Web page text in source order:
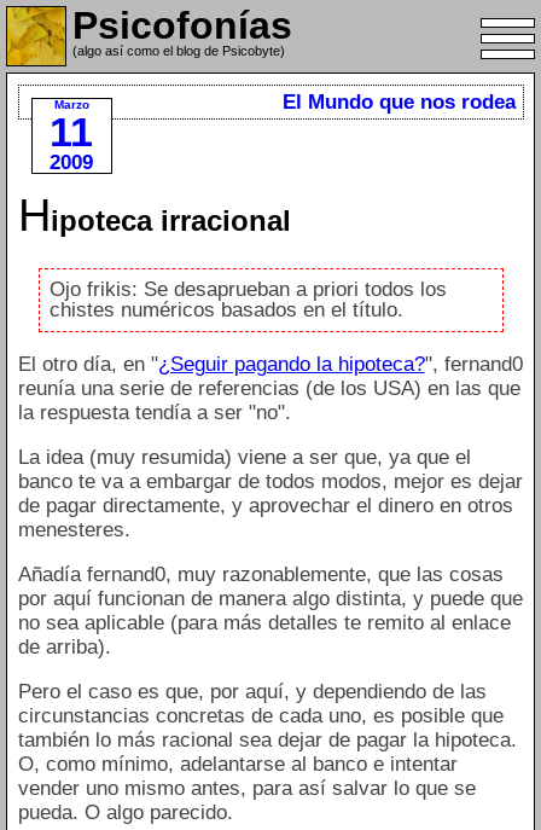
Psicofonías
(algo así como el blog de Psicobyte)
Marzo
11
2009
El Mundo que nos rodea
Hipoteca irracional
Ojo frikis: Se desaprueban a priori todos los
chistes numéricos basados en el título.
El otro día, en "¿Seguir pagando la hipoteca?", fernand0
reunía una serie de referencias (de los USA) en las que
la respuesta tendía a ser "no".
La idea (muy resumida) viene a ser que, ya que el
banco te va a embargar de todos modos, mejor es dejar
de pagar directamente, y aprovechar el dinero en otros
menesteres.
Añadía fernand0, muy razonablemente, que las cosas
por aquí funcionan de manera algo distinta, y puede que
no sea aplicable (para más detalles te remito al enlace
de arriba).
Pero el caso es que, por aquí, y dependiendo de las
circunstancias concretas de cada uno, es posible que
también lo más racional sea dejar de pagar la hipoteca.
O, como mínimo, adelantarse al banco e intentar
vender uno mismo antes, para así salvar lo que se
pueda. O algo parecido.